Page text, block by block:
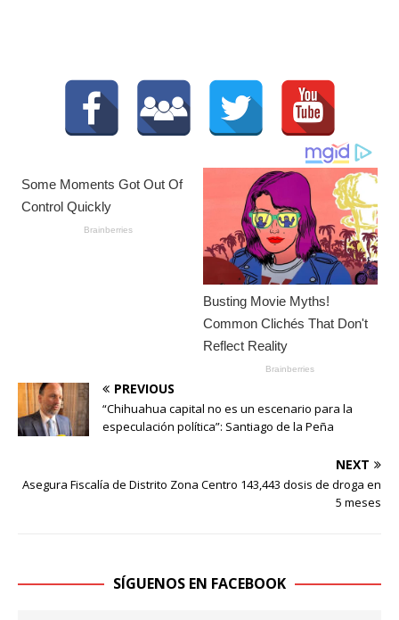
PREVIOUS
“Chihuahua capital no es un escenario para la
especulación política”: Santiago de la Peña
NEXT
Asegura Fiscalía de Distrito Zona Centro 143,443 dosis de droga en
5 meses
SÍGUENOS EN FACEBOOK